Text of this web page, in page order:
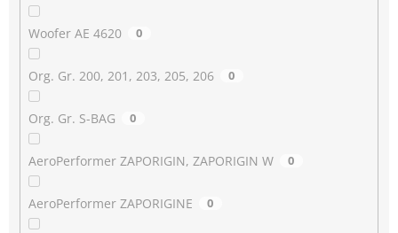
Woofer AE 4620 0
Org. Gr. 200, 201, 203, 205, 206 0
Org. Gr. S-BAG 0
AeroPerformer ZAPORIGIN, ZAPORIGIN W 0
AeroPerformer ZAPORIGINE 0